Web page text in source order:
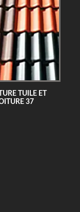
TUILE ET
37